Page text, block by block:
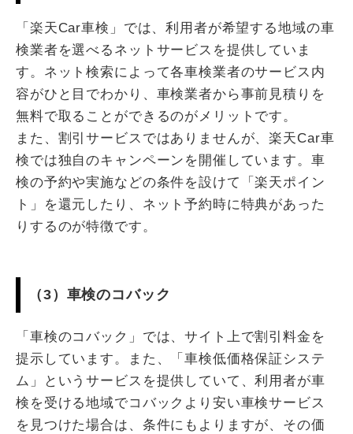
「楽天Car車検」では、利用者が希望する地域の車
検業者を選べるネットサービスを提供していま
す。ネット検索によって各車検業者のサービス内
容がひと目でわかり、車検業者から事前見積りを
無料で取ることができるのがメリットです。
また、割引サービスではありませんが、楽天Car車
検では独自のキャンペーンを開催しています。車
検の予約や実施などの条件を設けて「楽天ポイン
ト」を還元したり、ネット予約時に特典があった
りするのが特徴です。
（3）車検のコバック
「車検のコバック」では、サイト上で割引料金を
提示しています。また、「車検低価格保証システ
ム」というサービスを提供していて、利用者が車
検を受ける地域でコバックより安い車検サービス
を見つけた場合は、条件にもよりますが、その価